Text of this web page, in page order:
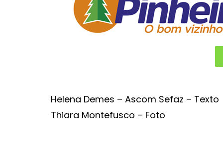
Helena Demes – Ascom Sefaz – Texto
Thiara Montefusco – Foto